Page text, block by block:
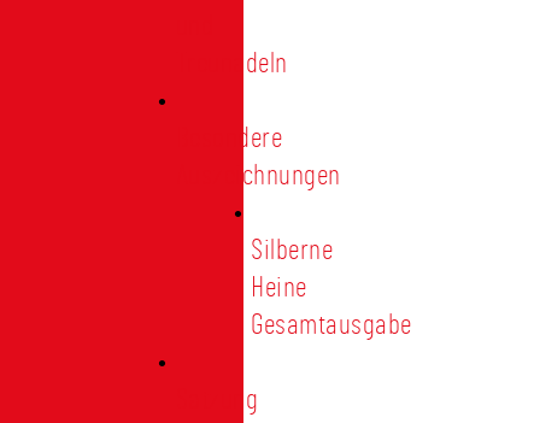
Treunadeln
Besondere
Auszeichnungen
Silberne
Heine
Gesamtausgabe
Satzung